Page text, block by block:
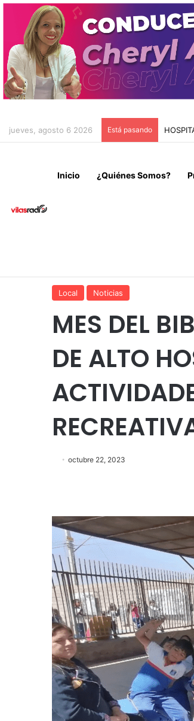
jueves, agosto 6 2026 Está pasando
Inicio ¿Quiénes Somos?
Local Noticias
MES DEL
DE ALTO
octubre 22, 2023